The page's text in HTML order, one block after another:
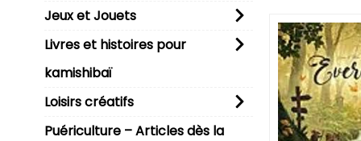
Jeux et Jouets
Livres et histoires pour
kamishibaï
Loisirs créatifs
Puériculture – Articles dès la